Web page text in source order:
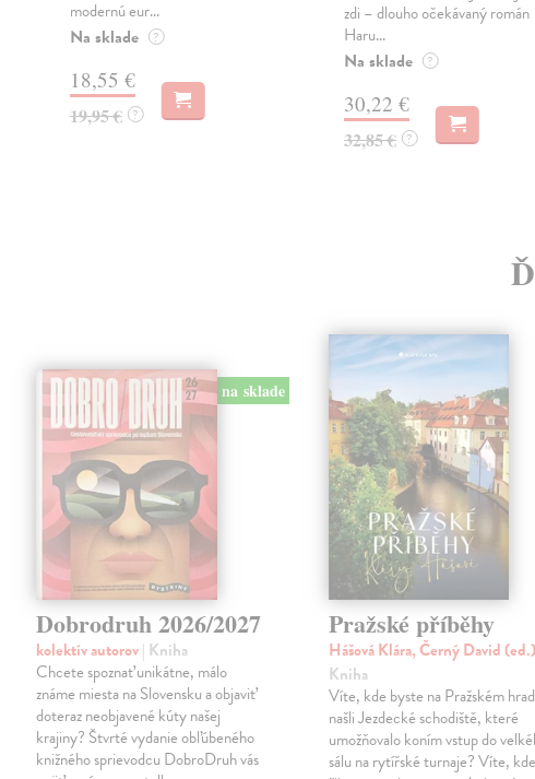
modernú eur...
Na sklade ?
18,55 €
19,95 € ?
zdi – dlouho očekávaný román
Haru...
Na sklade ?
30,22 €
32,85 € ?
na sklade
Dobrodruh 2026/2027
kolektív autorov| Kniha
Chcete spoznať unikátne, málo
známe miesta na Slovensku a objaviť
doteraz neobjavené kúty našej
krajiny? Štvrté vydanie obľúbeného
knižného sprievodcu DobroDruh vás
Pražské příběhy
Hášová Klára, Černý David (ed.)
Kniha
Víte, kde byste na Pražském
našli Jezdecké schodiště, které
umožňovalo koním vstup do
sálu na rytířské turnaje? Víte, kde